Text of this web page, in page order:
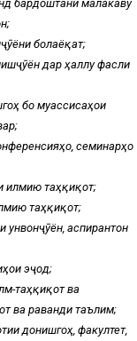
бардоштани малакаву
болаёқат;
дар ҳаллу фасли
бо муассисаҳои
семинарҳо
илмию таҳқиқотӣ;
таҳқиқотӣ;
унвонҷӯён, аспирантон
эҷодӣ;
таҳқиқотӣ ва
ва раванди таълим;
донишгоҳ, факултет,